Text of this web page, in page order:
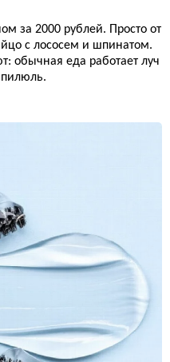
за 2000 рублей. Просто от
с лососем и шпинатом.
обычная еда работает луч